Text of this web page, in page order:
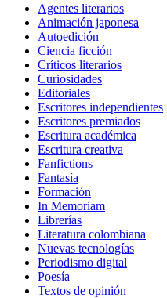
Agentes literarios
Animación japonesa
Autoedición
Ciencia ficción
Críticos literarios
Curiosidades
Editoriales
Escritores independientes
Escritores premiados
Escritura académica
Escritura creativa
Fanfictions
Fantasía
Formación
In Memoriam
Librerías
Literatura colombiana
Nuevas tecnologías
Periodismo digital
Poesía
Textos de opinión